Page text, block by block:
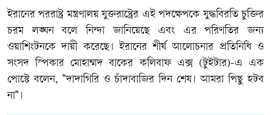
ইরানের পররাষ্ট্র মন্ত্রণালয় যুক্তরাষ্ট্রের এই পদক্ষেপকে যুদ্ধবিরতি চুক্তির
চরম লঙ্ঘন বলে নিন্দা জানিয়েছে এবং এর পরিণতির জন্য
ওয়াশিংটনকে দায়ী করেছে। ইরানের শীর্ষ আলোচনার প্রতিনিধি ও
সংসদ স্পিকার মোহাম্মদ বাকের কলিবাফ এক্স (টুইটার)-এ এক
পোস্টে বলেন, "দাদাগিরি ও চাঁদাবাজির দিন শেষ। আমরা পিছু হটব
না"।